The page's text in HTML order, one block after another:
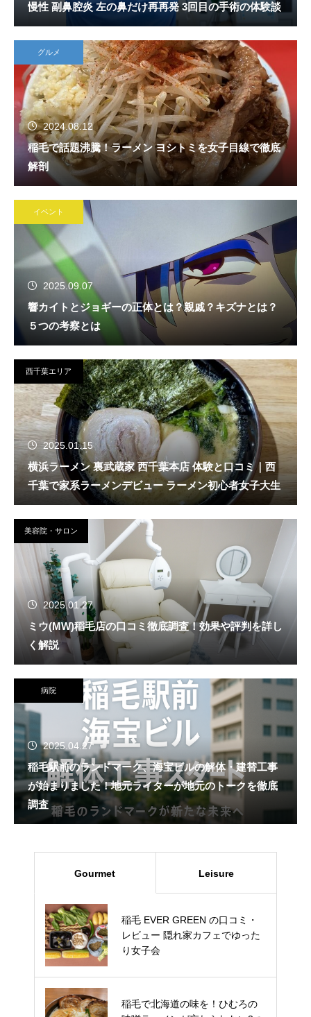
慢性 副鼻腔炎 左の鼻だけ再再発 3回目の手術の体験談
グルメ
2024.08.12
稲毛で話題沸騰！ラーメン ヨシトミを女子目線で徹底
解剖
イベント
2025.09.07
響カイトとジョギーの正体とは？親戚？キズナとは？
５つの考察とは
西千葉エリア
2025.01.15
横浜ラーメン 裏武蔵家 西千葉本店 体験と口コミ｜西
千葉で家系ラーメンデビュー ラーメン初心者女子大生
美容院・サロン
2025.01.27
ミウ(MW)稲毛店の口コミ徹底調査！効果や評判を詳し
く解説
病院
2025.04.27
稲毛駅前のランドマーク、海宝ビルの解体・建替工事
が始まりました！地元ライターが地元のトークを徹底
調査
Gourmet Leisure
稲毛 EVER GREEN の口コミ・
レビュー 隠れ家カフェでゆった
り女子会
稲毛で北海道の味を！ひむろの
稲毛浅間神社の厄除け・八方除
けが人気を集める3つの理由と、
スムーズな参拝のための情報
千葉市 こてはしいちご園 の いち